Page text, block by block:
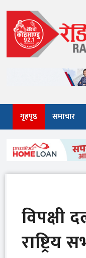
content
गृहपृष्ठ समाचार
विपक्षी